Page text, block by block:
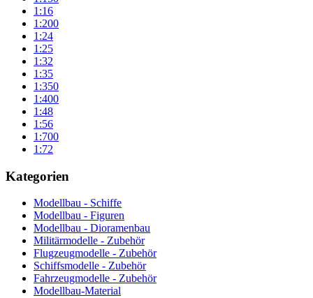
1:16
1:200
1:24
1:25
1:32
1:35
1:350
1:400
1:48
1:56
1:700
1:72
Kategorien
Modellbau - Schiffe
Modellbau - Figuren
Modellbau - Dioramenbau
Militärmodelle - Zubehör
Flugzeugmodelle - Zubehör
Schiffsmodelle - Zubehör
Fahrzeugmodelle - Zubehör
Modellbau-Material